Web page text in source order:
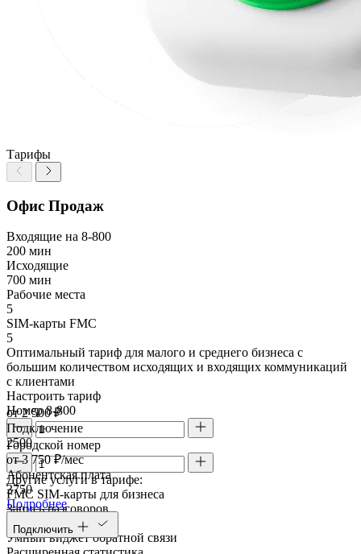
Тарифы
Офис Продаж
Входящие на 8-800
200 мин
Исходящие
700 мин
Рабочие места
5
SIM-карты FMC
5
Оптимальный тариф для малого и среднего бизнеса с
большим количеством исходящих и входящих коммуникаций
с клиентами
Настроить тариф
Номер 8-800
Городской номер
Другие услуги в тарифе:
FMC SIM-карты для бизнеса
Запись разговоров
Речевая аналитика
Умный виджет обратной связи
от 2 500 ₽
Подключение
2500
от 3 750 ₽/мес
Абонентская плата
3750
Подробнее
Подключить